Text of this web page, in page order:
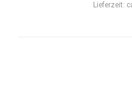
Lieferzeit: